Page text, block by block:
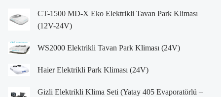
CT-1500 MD-X Eko Elektrikli Tavan Park Kliması
(12V-24V)
WS2000 Elektrikli Tavan Park Kliması (24V)
Haier Elektrikli Park Kliması (24V)
Gizli Elektrikli Klima Seti (Yatay 405 Evaporatörlü –